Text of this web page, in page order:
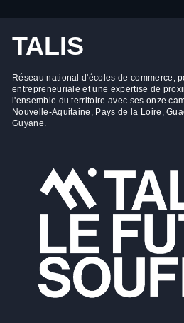
TALIS
Réseau national d'écoles de commerce,
entrepreneuriale et une expertise de
l'ensemble du territoire avec ses onze
Nouvelle-Aquitaine, Pays de la Loire,
Guyane.